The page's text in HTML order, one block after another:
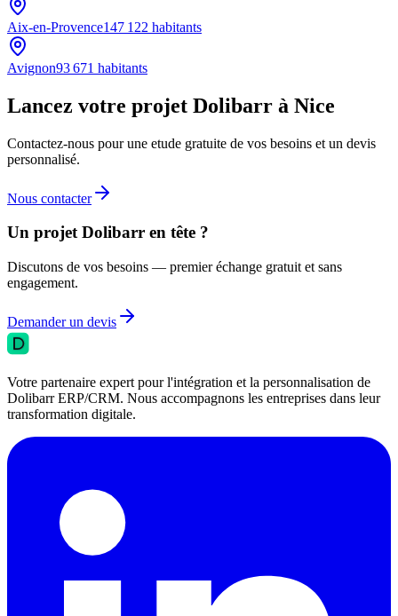
Aix-en-Provence147 122 habitants
Avignon93 671 habitants
Lancez votre projet Dolibarr à Nice
Contactez-nous pour une etude gratuite de vos besoins et un devis
personnalisé.
Nous contacter
Un projet Dolibarr en tête ?
Discutons de vos besoins — premier échange gratuit et sans
engagement.
Demander un devis
Votre partenaire expert pour l'intégration et la personnalisation de
Dolibarr ERP/CRM. Nous accompagnons les entreprises dans leur
transformation digitale.